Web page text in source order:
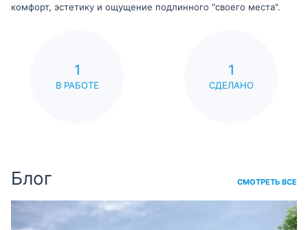
комфорт, эстетику и ощущение подлинного "своего места".
1
В РАБОТЕ
1
СДЕЛАНО
Блог СМОТРЕТЬ ВСЕ